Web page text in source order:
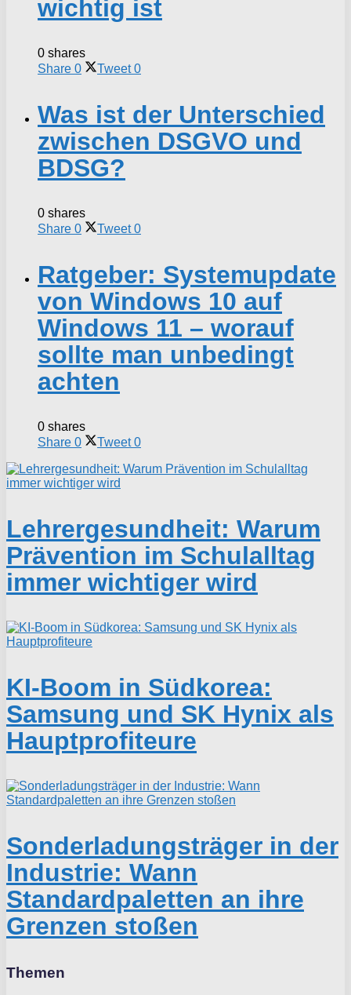
wichtig ist
0 shares
Share 0 Tweet 0
Was ist der Unterschied
zwischen DSGVO und
BDSG?
0 shares
Share 0 Tweet 0
Ratgeber: Systemupdate
von Windows 10 auf
Windows 11 – worauf
sollte man unbedingt
achten
0 shares
Share 0 Tweet 0
Lehrergesundheit: Warum
Prävention im Schulalltag
immer wichtiger wird
KI-Boom in Südkorea:
Samsung und SK Hynix als
Hauptprofiteure
Sonderladungsträger in der
Industrie: Wann
Standardpaletten an ihre
Grenzen stoßen
Themen